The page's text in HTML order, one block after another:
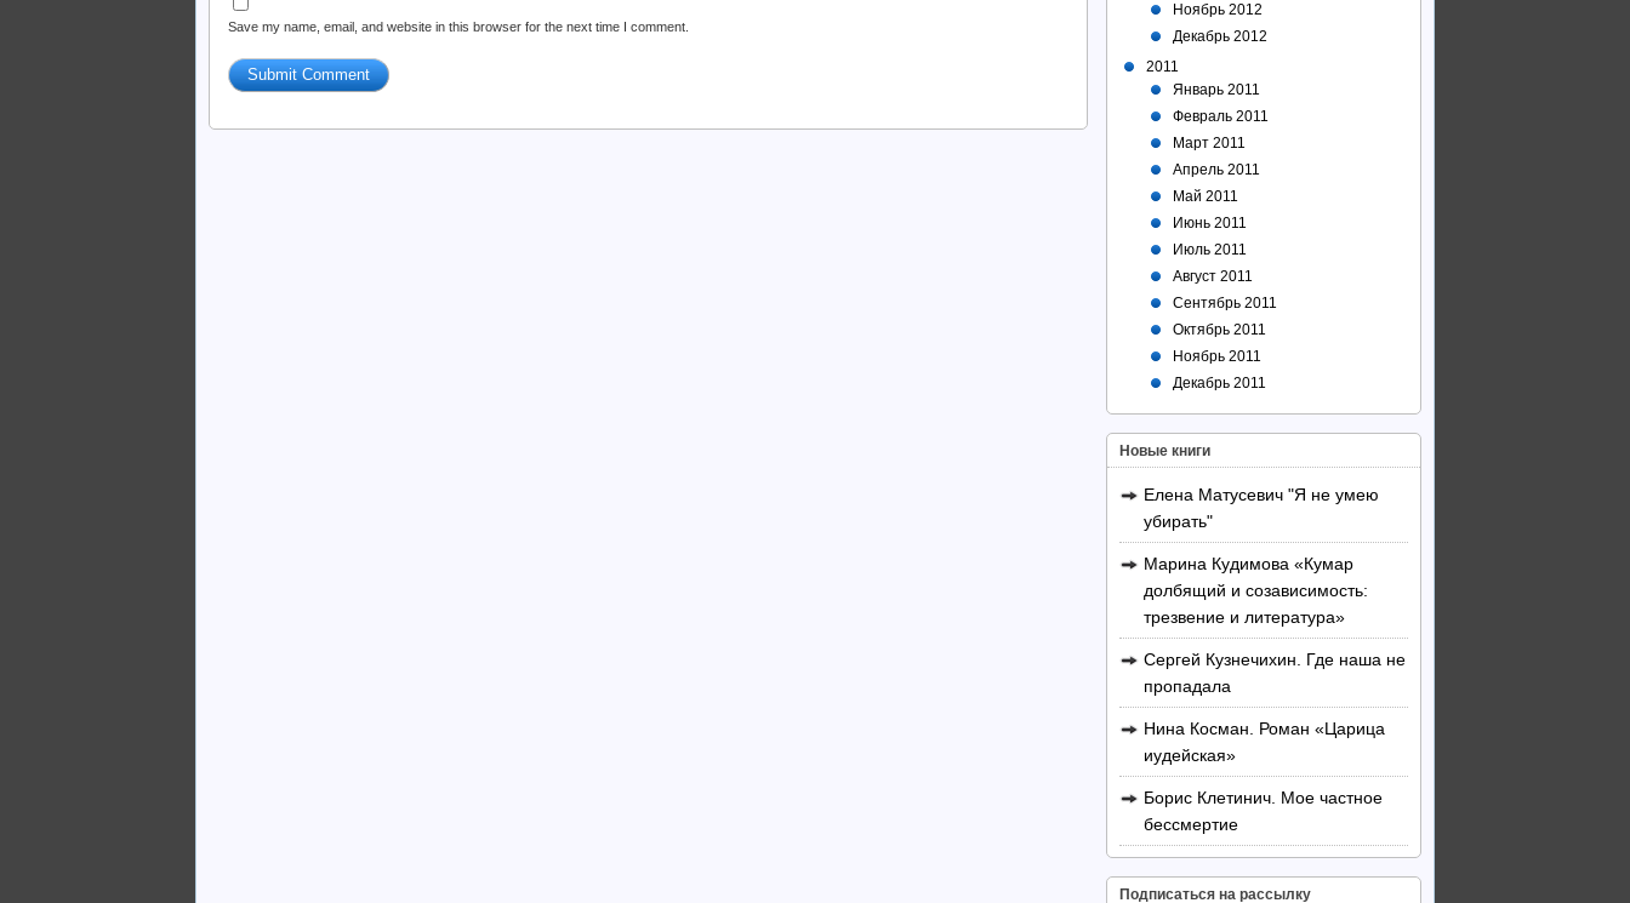
Save my name, email, and website in this browser for the next time I comment.
Ноябрь 2012
Декабрь 2012
2011
Январь 2011
Февраль 2011
Март 2011
Апрель 2011
Май 2011
Июнь 2011
Июль 2011
Август 2011
Сентябрь 2011
Октябрь 2011
Ноябрь 2011
Декабрь 2011
Новые книги
Елена Матусевич "Я не умею
убирать"
Марина Кудимова «Кумар
долбящий и созависимость:
трезвение и литература»
Сергей Кузнечихин. Где наша не
пропадала
Нина Косман. Роман «Царица
иудейская»
Борис Клетинич. Мое частное
бессмертие
Подписаться на рассылку